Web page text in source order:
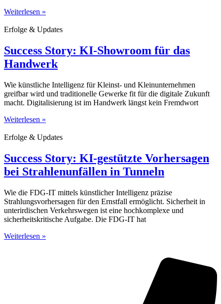
Weiterlesen »
Erfolge & Updates
Success Story: KI-Showroom für das
Handwerk
Wie künstliche Intelligenz für Kleinst- und Kleinunternehmen
greifbar wird und traditionelle Gewerke fit für die digitale Zukunft
macht. Digitalisierung ist im Handwerk längst kein Fremdwort
Weiterlesen »
Erfolge & Updates
Success Story: KI-gestützte Vorhersagen
bei Strahlenunfällen in Tunneln
Wie die FDG-IT mittels künstlicher Intelligenz präzise
Strahlungsvorhersagen für den Ernstfall ermöglicht. Sicherheit in
unterirdischen Verkehrswegen ist eine hochkomplexe und
sicherheitskritische Aufgabe. Die FDG-IT hat
Weiterlesen »